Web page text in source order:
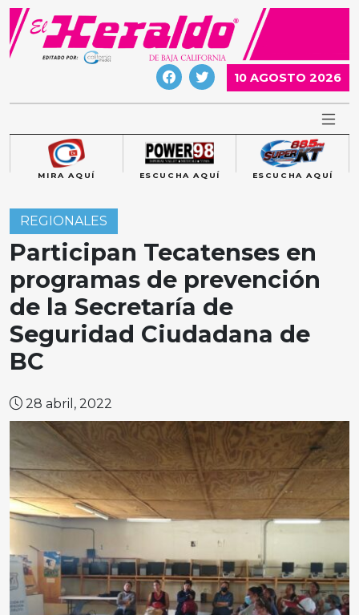
Skip
content
10 AGOSTO 2026
MIRA AQUÍ ESCUCHA AQUÍ ESCUCHA AQUÍ
REGIONALES
Participan Tecatenses en
programas de prevención
de la Secretaría de
Seguridad Ciudadana de
BC
28 abril, 2022